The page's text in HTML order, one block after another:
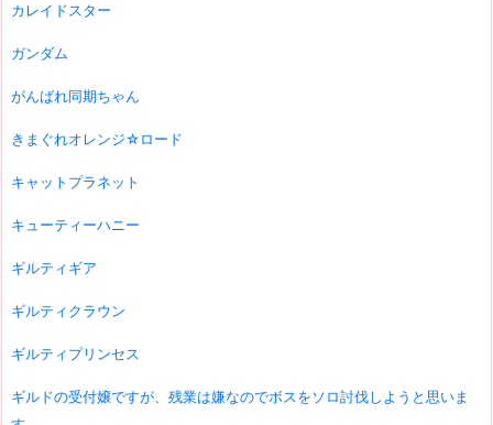
カレイドスター
ガンダム
がんばれ同期ちゃん
きまぐれオレンジ☆ロード
キャットプラネット
キューティーハニー
ギルティギア
ギルティクラウン
ギルティプリンセス
ギルドの受付嬢ですが、残業は嫌なのでボスをソロ討伐しようと思いま